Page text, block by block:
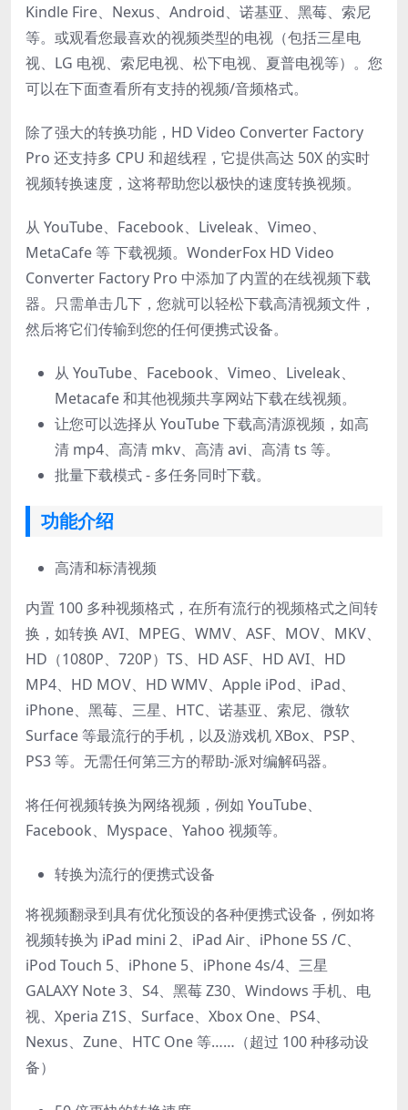
Kindle Fire、Nexus、Android、诺基亚、黑莓、索尼
等。或观看您最喜欢的视频类型的电视（包括三星电
视、LG 电视、索尼电视、松下电视、夏普电视等）。您
可以在下面查看所有支持的视频/音频格式。
除了强大的转换功能，HD Video Converter Factory
Pro 还支持多 CPU 和超线程，它提供高达 50X 的实时
视频转换速度，这将帮助您以极快的​​速度转换视频。
从 YouTube、Facebook、Liveleak、Vimeo、
MetaCafe 等 下载视频。WonderFox HD Video
Converter Factory Pro 中添加了内置的在线视频下载
器。只需单击几下，您就可以轻松下载高清视频文件，
然后将它们传输到您的任何便携式设备。
从 YouTube、Facebook、Vimeo、Liveleak、
Metacafe 和其他视频共享网站下载在线视频。
让您可以选择从 YouTube 下载高清源视频，如高
清 mp4、高清 mkv、高清 avi、高清 ts 等。
批量下载模式 - 多任务同时下载。
功能介绍
高清和标清视频
内置 100 多种视频格式，在所有流行的视频格式之间转
换，如转换 AVI、MPEG、WMV、ASF、MOV、MKV、
HD（1080P、720P）TS、HD ASF、HD AVI、HD
MP4、HD MOV、HD WMV、Apple iPod、iPad、
iPhone、黑莓、三星、HTC、诺基亚、索尼、微软
Surface 等最流行的手机，以及游戏机 XBox、PSP、
PS3 等。无需任何第三方的帮助-派对编解码器。
将任何视频转换为网络视频，例如 YouTube、
Facebook、Myspace、Yahoo 视频等。
转换为流行的便携式设备
将视频翻录到具有优化预设的各种便携式设备，例如将
视频转换为 iPad mini 2、iPad Air、iPhone 5S /C、
iPod Touch 5、iPhone 5、iPhone 4s/4、三星
GALAXY Note 3、S4、黑莓 Z30、Windows 手机、电
视、Xperia Z1S、Surface、Xbox One、PS4、
Nexus、Zune、HTC One 等……（超过 100 种移动设
备）